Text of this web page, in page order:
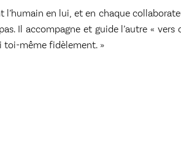
en lui, et en chaque
Il accompagne et guide l’autre « vers
toi-même fidèlement. »